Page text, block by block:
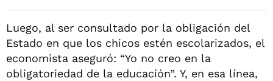
Luego, al ser consultado por la obligación del
Estado en que los chicos estén escolarizados, el
economista aseguró: “Yo no creo en la
obligatoriedad de la educación”. Y, en esa línea,